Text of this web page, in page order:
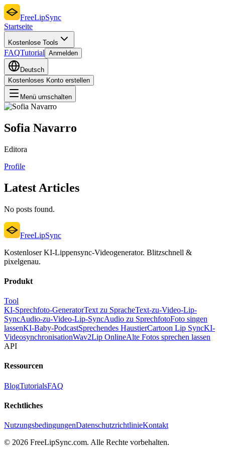
FreeLipSync
Startseite
Kostenlose Tools
FAQTutorial Anmelden
Deutsch
Kostenloses Konto erstellen
Menü umschalten
Sofia Navarro
Editora
Profile
Latest Articles
No posts found.
FreeLipSync
Kostenloser KI-Lippensync-Videogenerator. Blitzschnell &
pixelgenau.
Produkt
Tool
KI-Sprechfoto-GeneratorText zu SpracheText-zu-Video-Lip-
SyncAudio-zu-Video-Lip-SyncAudio zu SprechfotoFoto singen
lassenKI-Baby-PodcastSprechendes HaustierCartoon Lip SyncKI-
VideosynchronisationWav2Lip OnlineAlte Fotos sprechen lassen
API
Ressourcen
BlogTutorialsFAQ
Rechtliches
NutzungsbedingungenDatenschutzrichtlinieKontakt
© 2026 FreeLipSync.com. Alle Rechte vorbehalten.